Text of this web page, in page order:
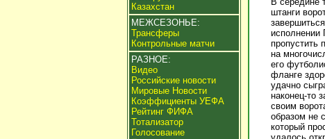
Казахстан
МЕЖСЕЗОНЬЕ:
Трансферы
Контрольные матчи
РАЗНОЕ:
Видео
Российские новости
Мировые Новости
Коэффициенты УЕФА
Рейтинг ФИФА
Тотализатор
Голосование
штанги
исполнении
пропустить
на
его
фланге
удачно
наконец-то
своим
образом не
который